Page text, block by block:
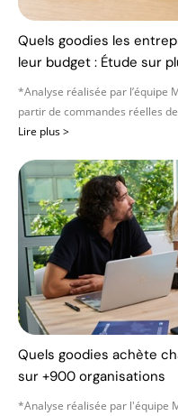
Quels goodies les
leur budget : Étude sur
*Analyse réalisée par l’équipe
partir de commandes réelles
Lire plus >
Quels goodies achète
sur +900 organisations
*Analyse réalisée par l'équipe